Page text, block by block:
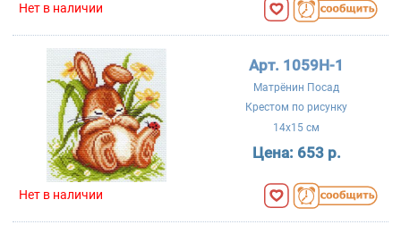
Нет в наличии
Арт. 1059Н-1
Матрёнин Посад
Крестом по рисунку
14x15 см
Цена: 653 р.
Нет в наличии